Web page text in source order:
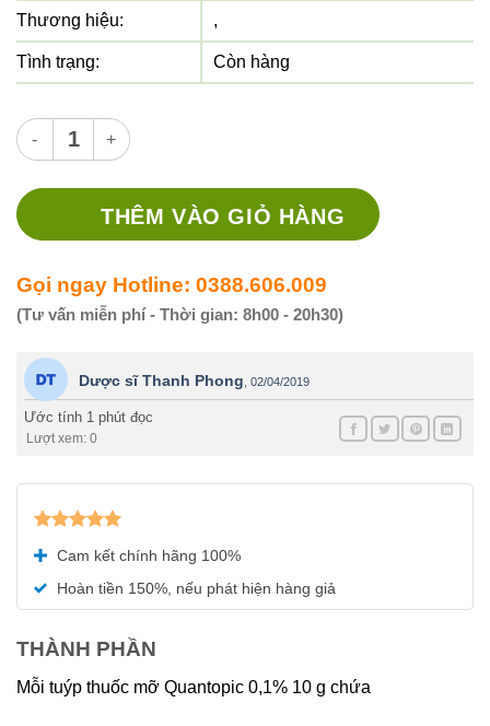
Thương hiệu: ,
Tình trạng: Còn hàng
Thuốc Quantopic 0.1% số lượng
THÊM VÀO GIỎ HÀNG
Gọi ngay Hotline: 0388.606.009
(Tư vấn miễn phí - Thời gian: 8h00 - 20h30)
Dược sĩ Thanh Phong 02/04/2019
Ước tính 1 phút đọc
Lượt xem: 0
hạng5.00
5 sao
Cam kết chính hãng 100%
Hoàn tiền 150%, nếu phát hiện hàng giả
THÀNH PHẦN
Mỗi tuýp thuốc mỡ Quantopic 0,1% 10 g chứa